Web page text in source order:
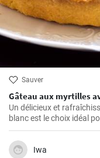
Sauver
Gâteau aux myrtilles
Un délicieux et
blanc est le choix idéal
Iwa